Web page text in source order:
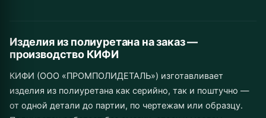
Изделия из полиуретана на заказ —
производство КИФИ
КИФИ (ООО «ПРОМПОЛИДЕТАЛЬ») изготавливает
изделия из полиуретана как серийно, так и поштучно —
от одной детали до партии, по чертежам или образцу.